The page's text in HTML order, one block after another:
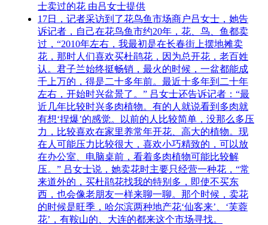
士卖过的花 由吕女士提供
17日，记者采访到了花鸟鱼市场商户吕女士，她告
诉记者，自己在花鸟鱼市约20年，花、鸟、鱼都卖
过，“2010年左右，我最初是在长春街上摆地摊卖
花，那时人们喜欢买杜鹃花，因为总开花，老百姓
认。君子兰始终挺畅销，最火的时候，一盆都能成
千上万的，得是二十多年前。最近十多年到二十年
左右，开始时兴盆景了。” 吕女士还告诉记者：“最
近几年比较时兴多肉植物。有的人就说看到多肉就
有想‘捏爆’的感觉。以前的人比较简单，没那么多压
力，比较喜欢在家里养常年开花、高大的植物。现
在人可能压力比较很大，喜欢小巧精致的，可以放
在办公室、电脑桌前，看着多肉植物可能比较解
压。” 吕女士说，她卖花时主要只经营一种花，“常
来道外的，买杜鹃花找我的特别多，即使不买东
西，也会像老朋友一样来聊一聊。那个时候，卖花
的时候是旺季，哈尔滨两种地产花‘仙客来’、‘芙蓉
花’，有鞍山的、大连的都来这个市场寻找。